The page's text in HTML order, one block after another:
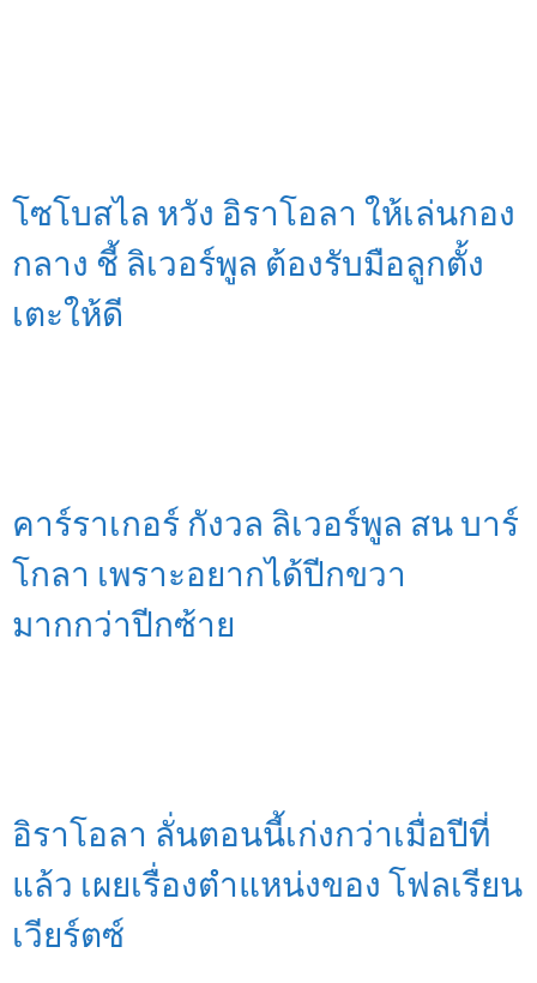
โซโบสไล หวัง อิราโอลา ให้เล่นกอง
กลาง ชี้ ลิเวอร์พูล ต้องรับมือลูกตั้ง
เตะให้ดี
คาร์ราเกอร์ กังวล ลิเวอร์พูล สน บาร์
โกลา เพราะอยากได้ปีกขวา
มากกว่าปีกซ้าย
อิราโอลา ลั่นตอนนี้เก่งกว่าเมื่อปีที่
แล้ว เผยเรื่องตำแหน่งของ โฟลเรียน
เวียร์ตซ์